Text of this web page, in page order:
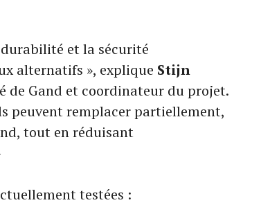
et la sécurité
alternatifs », explique Stijn
de Gand et coordinateur du projet.
peuvent remplacer partiellement,
tout en réduisant
testées :